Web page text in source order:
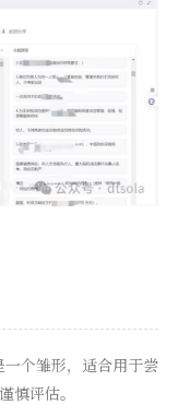
个雏形，适合用于尝
慎评估。